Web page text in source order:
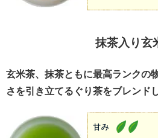
抹茶入り玄
玄米茶、抹茶ともに最高ランクの
さを引き立てるぐり茶をブレンド